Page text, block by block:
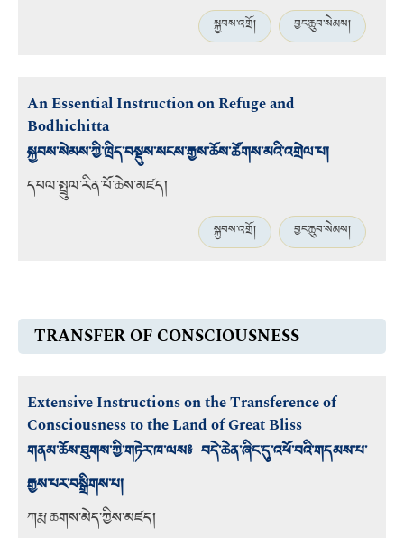
སྐྱབས་འགྲོ། བྱང་ཆུབ་སེམས།
An Essential Instruction on Refuge and
Bodhichitta
སྐྱབས་སེམས་ཀྱི་ཁྲིད་བསྡུས་སངས་རྒྱས་ཆོས་ཚོགས་མའི་འགྲེལ་པ།
དཔལ་སྤྲུལ་རིན་པོ་ཆེས་མཛད།
སྐྱབས་འགྲོ། བྱང་ཆུབ་སེམས།
TRANSFER OF CONSCIOUSNESS
Extensive Instructions on the Transference of
Consciousness to the Land of Great Bliss
གནམ་ཆོས་ཐུགས་ཀྱི་གཏེར་ཁ་ལས༔ བདེ་ཆེན་ཞིང་དུ་འཕོ་བའི་གདམས་པ་
རྒྱས་པར་བསྒྲིགས་པ།
ཀརྨ་ཆགས་མེད་ཀྱིས་མཛད།